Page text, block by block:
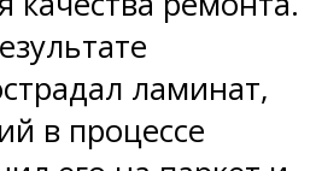
ламинат,
в процессе